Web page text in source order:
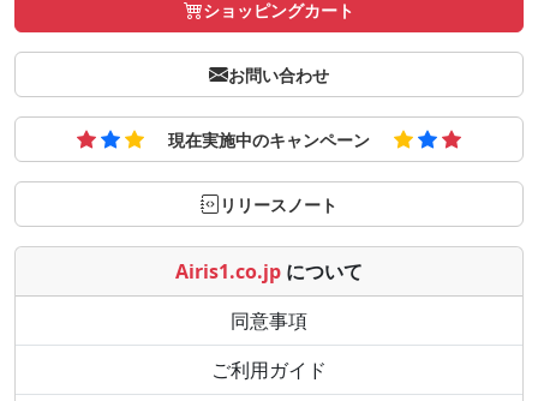
ショッピングカート
お問い合わせ
現在実施中のキャンペーン
リリースノート
Airis1.co.jp について
同意事項
ご利用ガイド